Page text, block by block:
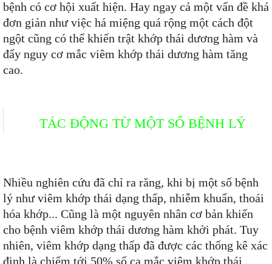
bệnh có cơ hội xuất hiện. Hay ngay cả một vấn đề khá
đơn giản như việc há miệng quá rộng một cách đột
ngột cũng có thể khiến trật khớp thái dương hàm và
đẩy nguy cơ mắc viêm khớp thái dương hàm tăng
cao.
TÁC ĐỘNG TỪ MỘT SỐ BỆNH LÝ
Nhiều nghiên cứu đã chỉ ra răng, khi bị một số bệnh
lý như viêm khớp thái dạng thấp, nhiễm khuẩn, thoái
hóa khớp... Cũng là một nguyên nhân cơ bản khiến
cho bệnh viêm khớp thái dương hàm khởi phát. Tuy
nhiên, viêm khớp dạng thấp đã được các thống kê xác
định là chiếm tới 50% số ca mắc viêm khớp thái